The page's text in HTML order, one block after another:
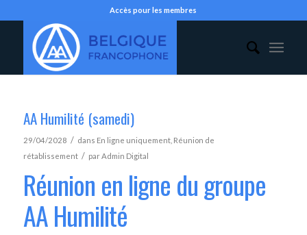
Accès pour les membres
AA Humilité (samedi)
29/04/2028 / dans En ligne uniquement, Réunion de
rétablissement / parAdmin Digital
Réunion en ligne du groupe
AA Humilité